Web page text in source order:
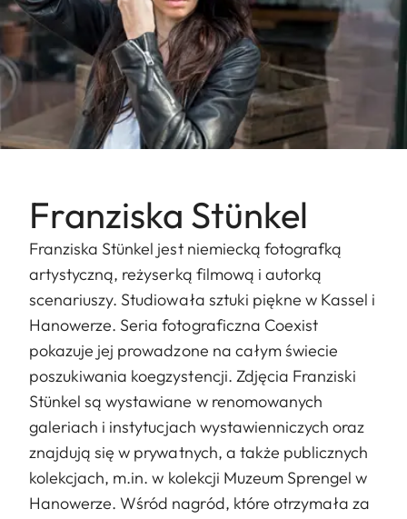
Franziska Stünkel
Franziska Stünkel jest niemiecką fotografką
artystyczną, reżyserką filmową i autorką
scenariuszy. Studiowała sztuki piękne w Kassel i
Hanowerze. Seria fotograficzna Coexist
pokazuje jej prowadzone na całym świecie
poszukiwania koegzystencji. Zdjęcia Franziski
Stünkel są wystawiane w renomowanych
galeriach i instytucjach wystawienniczych oraz
znajdują się w prywatnych, a także publicznych
kolekcjach, m.in. w kolekcji Muzeum Sprengel w
Hanowerze. Wśród nagród, które otrzymała za